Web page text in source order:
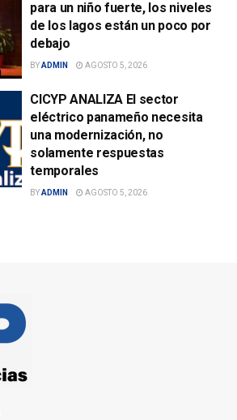
para un niño fuerte, los niveles
de los lagos están un poco por
debajo
BYADMIN AGOSTO 5, 2026
CICYP ANALIZA El sector
eléctrico panameño necesita
una modernización, no
solamente respuestas
temporales
BYADMIN AGOSTO 5, 2026